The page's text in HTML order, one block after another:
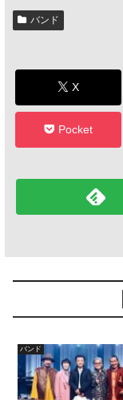
バンド
X
Pocket
バンド